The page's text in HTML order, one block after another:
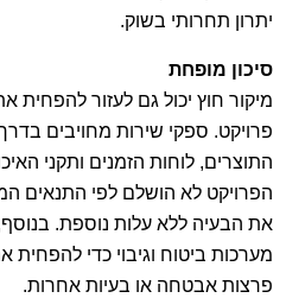
יתרון תחרותי בשוק.
סיכון מופחת
מיקור חוץ יכול גם לעזור להפחית
פרויקט. ספקי שירות מחויבים
התוצרים, לוחות הזמנים ותקני
הפרויקט לא הושלם לפי התנאים
את הבעיה ללא עלות נוספת.
מערכות ביטוח וגיבוי כדי להפחית
פרצות אבטחה או בעיות אחרות.